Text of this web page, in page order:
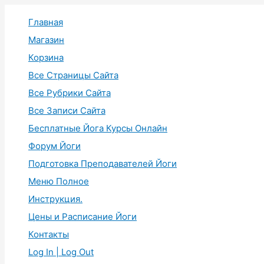
содержимому
Главная
Магазин
Корзина
Все Страницы Сайта
Все Рубрики Сайта
Все Записи Сайта
Бесплатные Йога Курсы Онлайн
Форум Йоги
Подготовка Преподавателей Йоги
Меню Полное
Инструкция.
Цены и Расписание Йоги
Контакты
Log In | Log Out